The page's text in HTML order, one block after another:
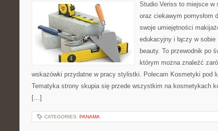
Studio Veriss to miejsce w
oraz ciekawym pomysłom
swoje umiejętności
edukacyjny i łączy w
beauty. To przewodnik po
którym można znaleźć
wskazówki przydatne w pracy stylistki. Polecam Kosmetyki pod
Tematyka strony skupia się przede wszystkim na kosmetykach
[…]
CATEGORIES: PANAMA